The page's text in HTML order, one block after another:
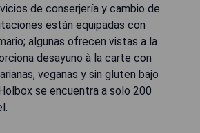
de conserjería y cambio de
están equipadas con
algunas ofrecen vistas a la
desayuno à la carte con
veganas y sin gluten bajo
se encuentra a solo 200